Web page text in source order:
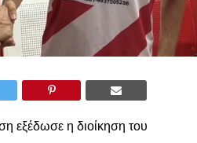
εξέδωσε η διοίκηση του